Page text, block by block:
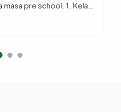
pre school. 1. Kelas
anak akan diajarkan:
bahasa indonesia
Z, namun, memiliki ejaan